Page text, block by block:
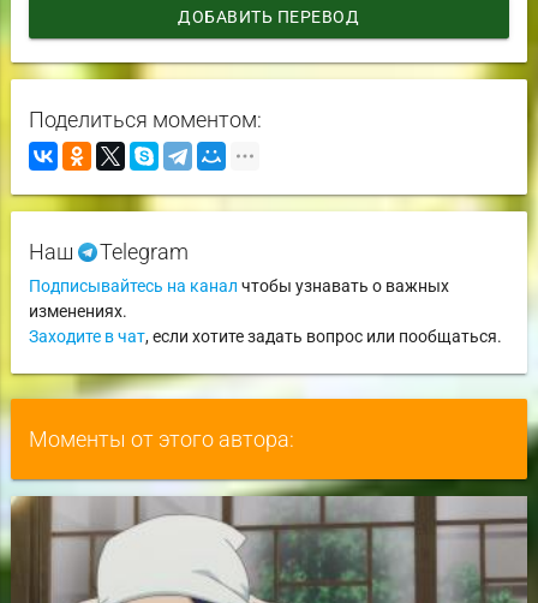
ДОБАВИТЬ ПЕРЕВОД
Поделиться моментом:
Наш Telegram
Подписывайтесь на канал чтобы узнавать о важных
изменениях.
Заходите в чат, если хотите задать вопрос или пообщаться.
Моменты от этого автора: